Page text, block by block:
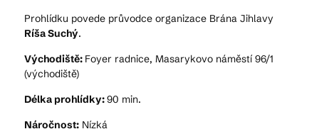
Prohlídku povede průvodce organizace Brána Jihlavy
Ríša Suchý.
Východiště: Foyer radnice, Masarykovo náměstí 96/1
(východiště)
Délka prohlídky:90 min.
Náročnost: Nízká